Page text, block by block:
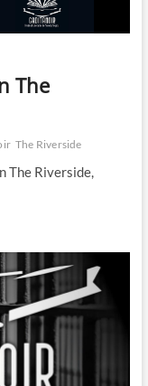
The
The Riverside
The Riverside,